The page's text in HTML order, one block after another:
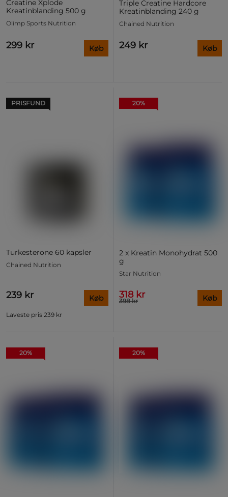
Creatine Xplode
Kreatinblanding 500 g
Olimp Sports Nutrition
299 kr Køb
Triple Creatine Hardcore
Kreatinblanding 240 g
Chained Nutrition
249 kr Køb
PRISFUND
Turkesterone 60 kapsler
Chained Nutrition
239 kr
Laveste pris 239 kr
Køb
20%
2 x Kreatin Monohydrat 500
g
Star Nutrition
318 kr
398 kr Køb
20% 20%